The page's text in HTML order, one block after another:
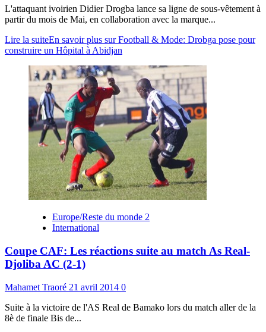
L'attaquant ivoirien Didier Drogba lance sa ligne de sous-vêtement à
partir du mois de Mai, en collaboration avec la marque...
Lire la suiteEn savoir plus sur Football & Mode: Drobga pose pour
construire un Hôpital à Abidjan
Europe/Reste du monde 2
International
Coupe CAF: Les réactions suite au match As Real-
Djoliba AC (2-1)
Mahamet Traoré 21 avril 2014 0
Suite à la victoire de l'AS Real de Bamako lors du match aller de la
8è de finale Bis de...